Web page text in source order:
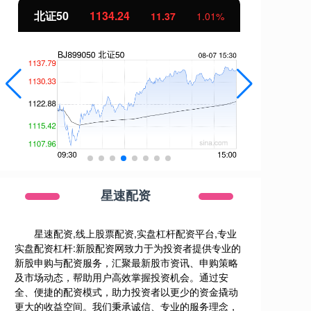
北证50 1134.24 11.37 1.01%
星速配资
星速配资,线上股票配资,实盘杠杆配资平台,专业
实盘配资杠杆:新股配资网致力于为投资者提供专业的
新股申购与配资服务，汇聚最新股市资讯、申购策略
及市场动态，帮助用户高效掌握投资机会。通过安
全、便捷的配资模式，助力投资者以更少的资金撬动
更大的收益空间。我们秉承诚信、专业的服务理念，